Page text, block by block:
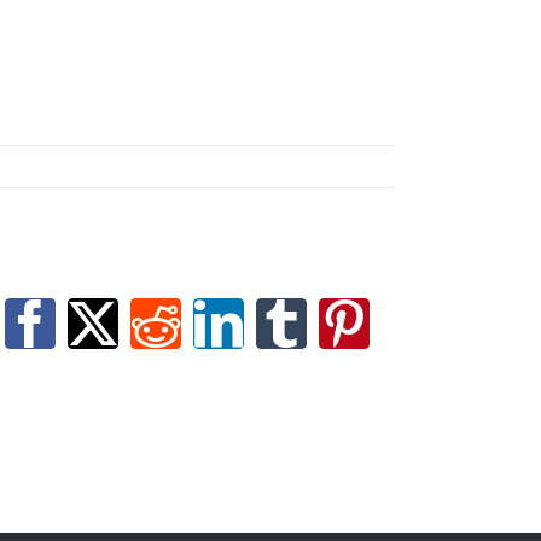
Facebook
X RedditLinkedIn
TumblrPinterest